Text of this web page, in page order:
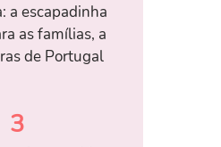
a escapadinha
as famílias, a
de Portugal
3